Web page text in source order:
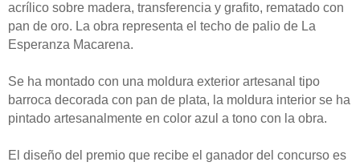
acrílico sobre madera, transferencia y grafito, rematado con
pan de oro. La obra representa el techo de palio de La
Esperanza Macarena.
Se ha montado con una moldura exterior artesanal tipo
barroca decorada con pan de plata, la moldura interior se ha
pintado artesanalmente en color azul a tono con la obra.
El diseño del premio que recibe el ganador del concurso es